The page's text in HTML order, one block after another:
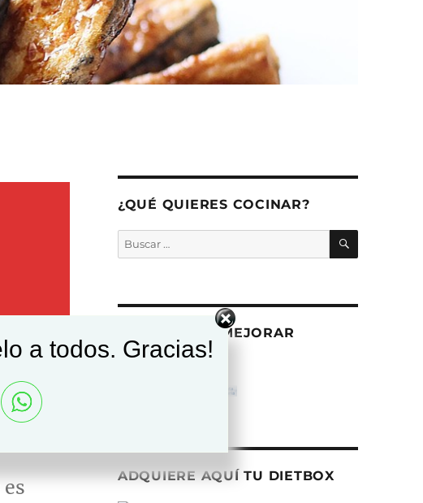
¿QUÉ QUIERES COCINAR?
Buscar
por:
BUSCAR
AYÚDANOS A MEJORAR
ADQUIERE AQUÍ TU DIETBOX
a todos. Gracias!